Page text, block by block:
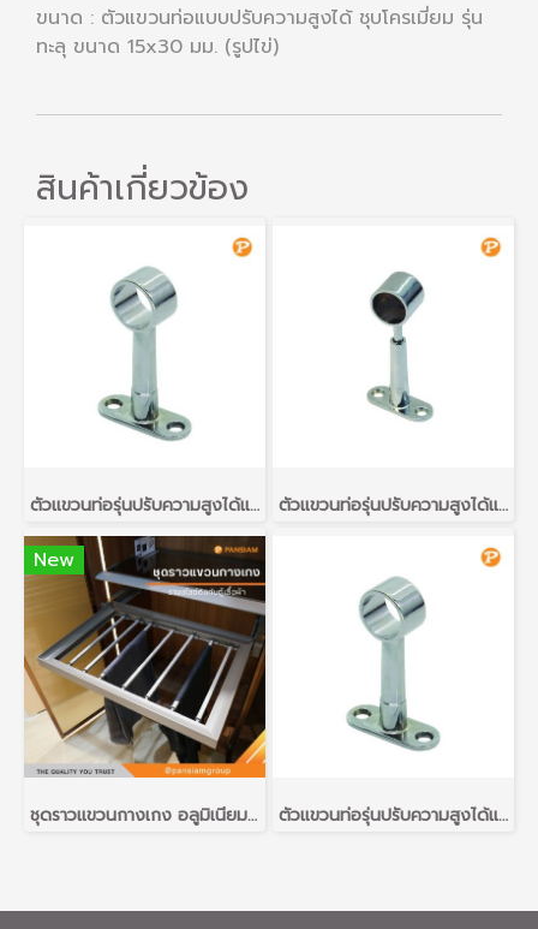
ขนาด : ตัวแขวนท่อแบบปรับความสูงได้ ชุบโครเมี่ยม รุ่น
ทะลุ ขนาด 15x30 มม. (รูปไข่)
สินค้าเกี่ยวข้อง
ตัวแขวนท่อรุ่นปรับความสูงได้แบบกลวง รุ่น วงกลม ตัวแขวนท่อรุ่นปรับความสูงได้แบบตัน รุ่น วงกลม
New
ชุดราวแขวนกางเกง อลูมิเนียมอัลลอยด์ สีเทา สำหรับตู้เสื้อผ้า ขนาด 800 มม. (Trousers Rack) ตัวแขวนท่อรุ่นปรับความสูงได้แบบกลวง รุ่น วงกลม